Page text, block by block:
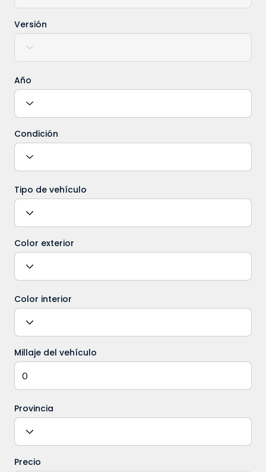
Versión
Año
Condición
Tipo de vehículo
Color exterior
Color interior
Millaje del vehículo
Provincia
Precio